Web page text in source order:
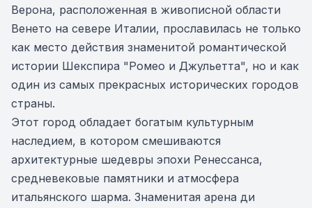
Верона, расположенная в живописной области
Венето на севере Италии, прославилась не только
как место действия знаменитой романтической
истории Шекспира "Ромео и Джульетта", но и как
один из самых прекрасных исторических городов
страны.
Этот город обладает богатым культурным
наследием, в котором смешиваются
архитектурные шедевры эпохи Ренессанса,
средневековые памятники и атмосфера
итальянского шарма. Знаменитая арена ди